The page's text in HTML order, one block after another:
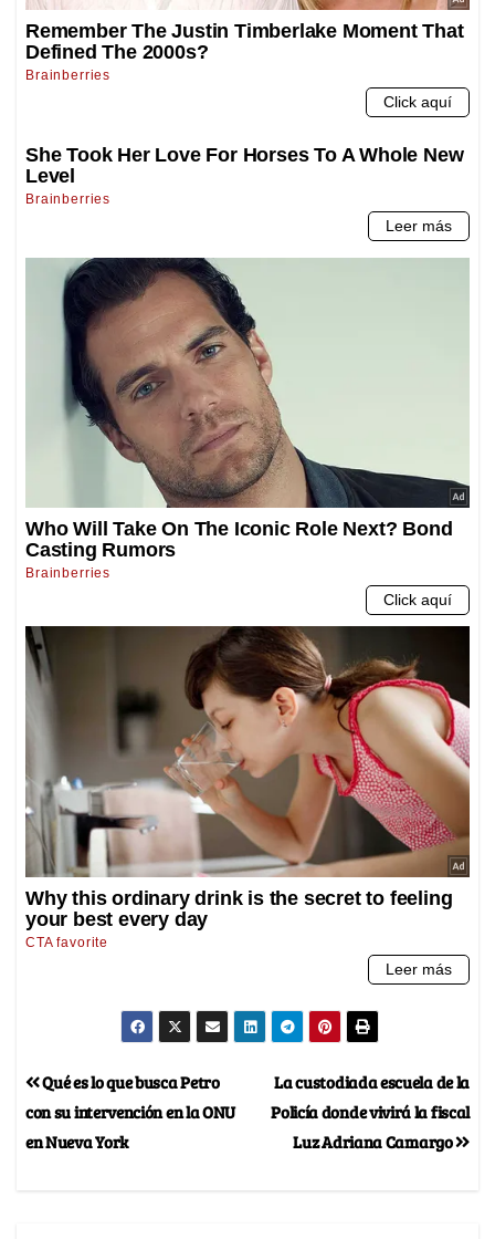
La custodiada escuela de la
Policía donde vivirá la fiscal
Luz Adriana Camargo
Qué es lo que busca Petro
con su intervención en la ONU
en Nueva York